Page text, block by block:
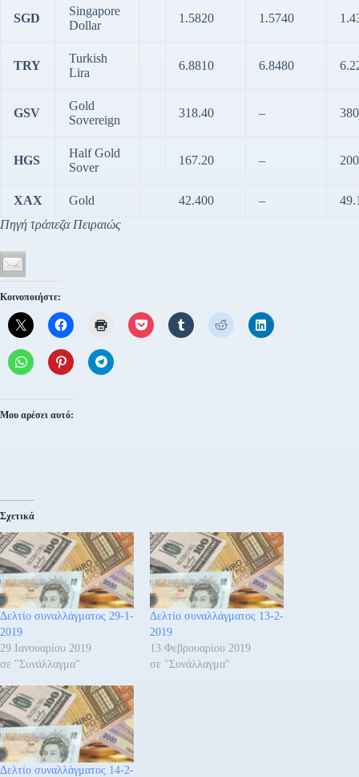
SGD
Singapore
Dollar
1.5820 1.5740
TRY
Turkish
Lira
6.8810 6.8480
GSV
Gold
Sovereign
318.40 –
HGS
Half Gold
Sover
167.20 –
XAX Gold 42.400 –
Πηγή τράπεζα Πειραιώς
Κοινοποιήστε:
Μου αρέσει αυτό:
Σχετικά
Δελτίο συναλλάγματος 29-1-
2019
29 Ιανουαρίου 2019
σε "Συνάλλαγμα"
Δελτίο συναλλάγματος 13-2-
2019
13 Φεβρουαρίου 2019
σε "Συνάλλαγμα"
Δελτίο συναλλάγματος 14-2-